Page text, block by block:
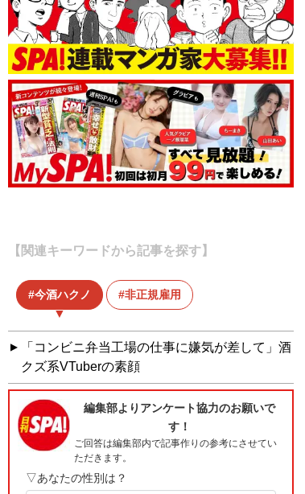
【関連キーワードから記事を探す】
今酒ハクノ 非正規雇用
「コンビニ弁当工場の仕事に嫌気が差して」酒
クズ系VTuberの素顔